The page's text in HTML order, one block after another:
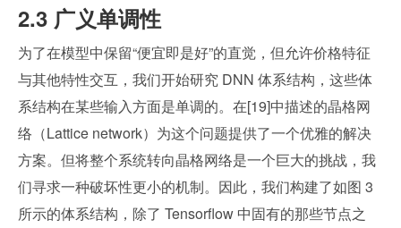
2.3 广义单调性
为了在模型中保留“便宜即是好”的直觉，但允许价格特征
与其他特性交互，我们开始研究 DNN 体系结构，这些体
系结构在某些输入方面是单调的。在[19]中描述的晶格网
络（Lattice network）为这个问题提供了一个优雅的解决
方案。但将整个系统转向晶格网络是一个巨大的挑战，我
们寻求一种破坏性更小的机制。因此，我们构建了如图 3
所示的体系结构，除了 Tensorflow 中固有的那些节点之